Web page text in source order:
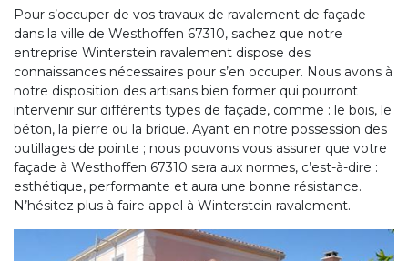
Pour s’occuper de vos travaux de ravalement de façade
dans la ville de Westhoffen 67310, sachez que notre
entreprise Winterstein ravalement dispose des
connaissances nécessaires pour s’en occuper. Nous avons à
notre disposition des artisans bien former qui pourront
intervenir sur différents types de façade, comme : le bois, le
béton, la pierre ou la brique. Ayant en notre possession des
outillages de pointe ; nous pouvons vous assurer que votre
façade à Westhoffen 67310 sera aux normes, c’est-à-dire :
esthétique, performante et aura une bonne résistance.
N’hésitez plus à faire appel à Winterstein ravalement.